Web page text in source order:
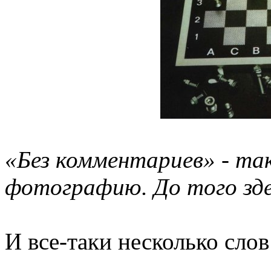
«Без комментариев» -
фотографию. До того
И все-таки несколько